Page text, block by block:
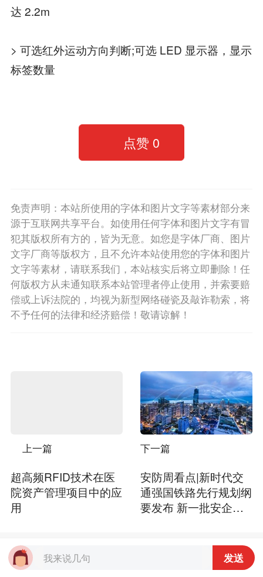
达 2.2m
> 可选红外运动方向判断;可选 LED 显示器，显示
标签数量
点赞 0
免责声明：本站所使用的字体和图片文字等素材部分来
源于互联网共享平台。如使用任何字体和图片文字有冒
犯其版权所有方的，皆为无意。如您是字体厂商、图片
文字厂商等版权方，且不允许本站使用您的字体和图片
文字等素材，请联系我们，本站核实后将立即删除！任
何版权方从未通知联系本站管理者停止使用，并索要赔
偿或上诉法院的，均视为新型网络碰瓷及敲诈勒索，将
不予任何的法律和经济赔偿！敬请谅解！
上一篇
超高频RFID技术在医
院资产管理项目中的应
用
下一篇
安防周看点|新时代交
通强国铁路先行规划纲
要发布 新一批安企半
您可能也喜欢这些文章 发送